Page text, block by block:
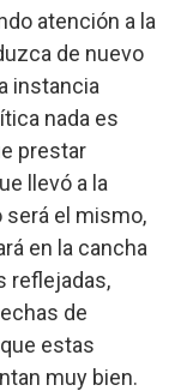
atención a la
de nuevo
instancia
nada es
prestar
llevó a la
será el mismo,
en la cancha
reflejadas,
de
estas
muy bien.